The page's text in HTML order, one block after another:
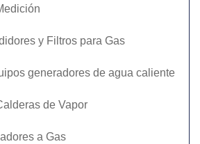
y Filtros para Gas
generadores de agua caliente
de Vapor
a Gas